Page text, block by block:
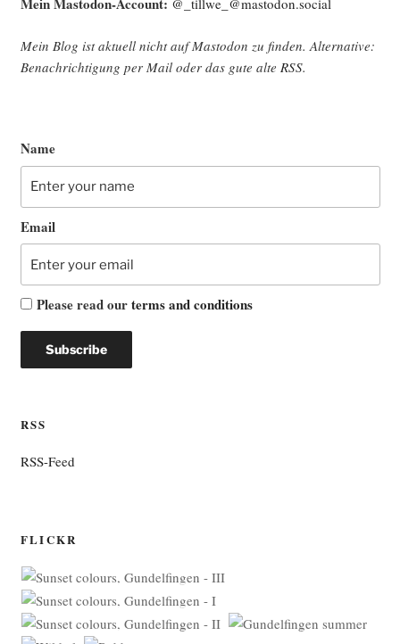
@_tillwe_@mastodon.social
Mein Blog ist aktu­ell nicht auf Mast­o­don zu fin­den. Alter­na­ti­ve:
Benach­rich­ti­gung per Mail oder das gute alte RSS.
Name
Email
Please read ourterms and conditions
RSS
RSS-Feed
FLICKR